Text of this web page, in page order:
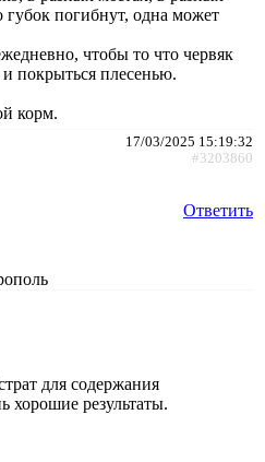
губок погибнут, одна может
чтобы то что червяк
и покрыться плесенью.
корм.
17/03/2025 15:19:32
#3203860
Ответить
для содержания
хорошие результаты.